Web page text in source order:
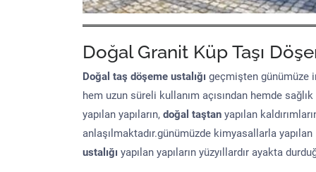
Doğal Granit Küp Taşı
Doğal taş döşeme ustalığı geçmişten günümüze
hem uzun süreli kullanım açısından hemde
yapılan yapıların, doğal taştan yapılan
anlaşılmaktadır.günümüzde kimyasallarla
ustalığı yapılan yapıların yüzyıllardır ayakta